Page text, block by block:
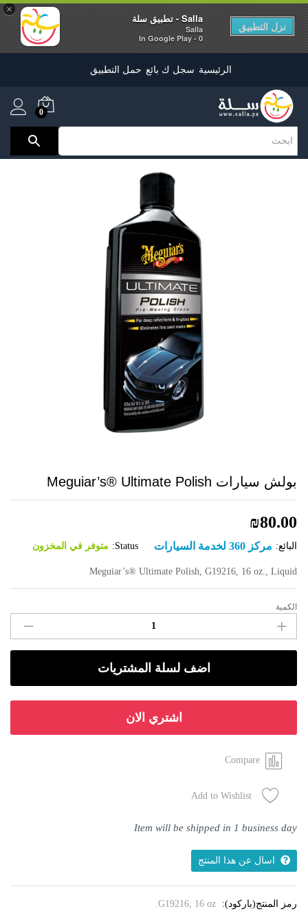
×
Salla - تطبيق سلة
Salla
0 - In Google Play
نزل التطبيق
الرئيسية سجل ك بائع حمل التطبيق
0
بولش سيارات Meguiar’s® Ultimate Polish
₪80.00
البائع: مركز 360 لخدمة السيارات Status: متوفر في المخزون
Meguiar’s® Ultimate Polish, G19216, 16 oz., Liquid
بولش
سيارات
Meguiar's®
Ultimate
quantity
الكمية
اضف لسلة المشتريات
اشتري الان
Add to Wishlist
Compare
Item will be shipped in 1 business day
اسال عن هذا المنتج
رمز المنتج(باركود):
G19216, 16 oz.